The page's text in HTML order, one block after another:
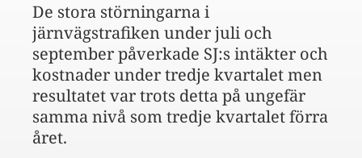
De stora störningarna i
järnvägstrafiken under juli och
september påverkade SJ:s intäkter och
kostnader under tredje kvartalet men
resultatet var trots detta på ungefär
samma nivå som tredje kvartalet förra
året.